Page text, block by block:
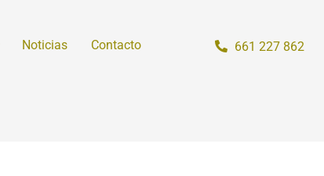
Noticias Contacto 661 227 862